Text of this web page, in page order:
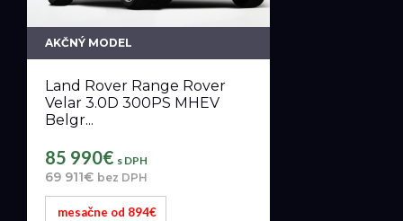
AKČNÝ MODEL
Land Rover Range Rover
Velar 3.0D 300PS MHEV
Belgr...
85 990€ s DPH
69 911€ bez DPH
mesačne od 894€